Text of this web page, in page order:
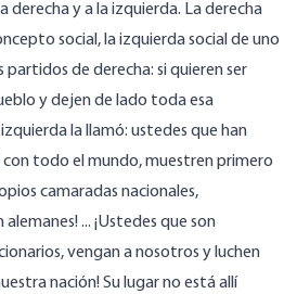
derecha y a la izquierda. La derecha
social, la izquierda social de uno
partidos de derecha: si quieren ser
y dejen de lado toda esa
la llamó: ustedes que han
todo el mundo, muestren primero
camaradas nacionales,
... ¡Ustedes que son
vengan a nosotros y luchen
nación! Su lugar no está allí